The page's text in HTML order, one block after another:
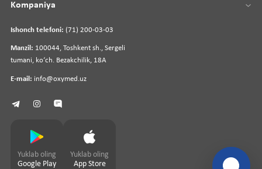
Ishonch telefoni: (71) 200-03-03
Manzil: 100044, Toshkent sh., Sergeli
tumani, koʻch. Bezakchilik, 18A
E-mail: info@oxymed.uz
Kompaniya
Yuklab oling
Google Play
Yuklab oling
App Store